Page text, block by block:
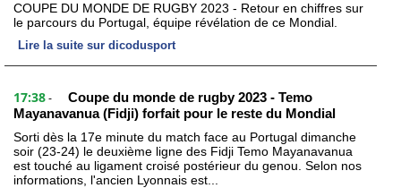
COUPE DU MONDE DE RUGBY 2023 - Retour en chiffres sur
le parcours du Portugal, équipe révélation de ce Mondial.
Lire la suite sur dicodusport
17:38 -
Coupe du monde de rugby 2023 - Temo
Mayanavanua (Fidji) forfait pour le reste du Mondial
Sorti dès la 17e minute du match face au Portugal dimanche
soir (23-24) le deuxième ligne des Fidji Temo Mayanavanua
est touché au ligament croisé postérieur du genou. Selon nos
informations, l'ancien Lyonnais est...